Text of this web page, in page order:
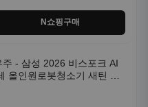
N쇼핑구매
- 삼성 2026 비스포크 AI
올인원로봇청소기 새틴 차